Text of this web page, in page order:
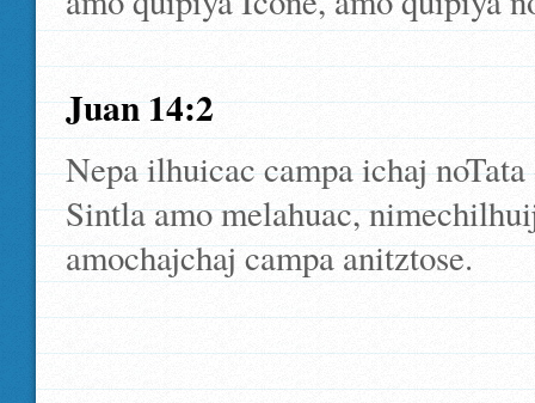
Juan 14:2
Nepa ilhuicac campa ichaj
Sintla amo melahuac,
amochajchaj campa anitztose.